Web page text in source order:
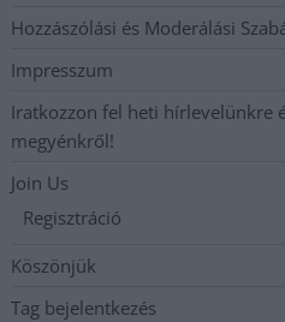
Hozzászólási és Moderálási
Impresszum
Iratkozzon fel heti hírlevelünkre
megyénkről!
Join Us
Regisztráció
Köszönjük
Tag bejelentkezés